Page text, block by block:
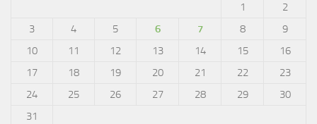
1
2
3
4 5 6 7 8
9
10
11 12 13 14 15
16
17
18 19 20 21 22
23
24
25 26 27 28 29
30
31